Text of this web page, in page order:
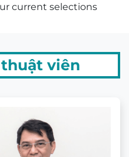
current selections
viên